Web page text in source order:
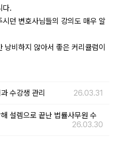
다.
던 변호사님들의 강의도 매우 알
비하지 않아서 좋은 커리큘럼이
수강생 관리 26.03.31
설렘으로 끝난 법률사무원 수
26.03.30